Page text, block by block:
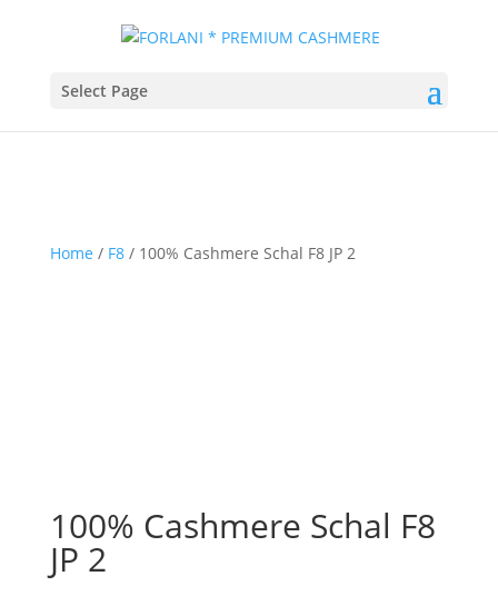
Select Page
Home / F8/ 100% Cashmere Schal F8 JP 2
100% Cashmere Schal F8
JP 2